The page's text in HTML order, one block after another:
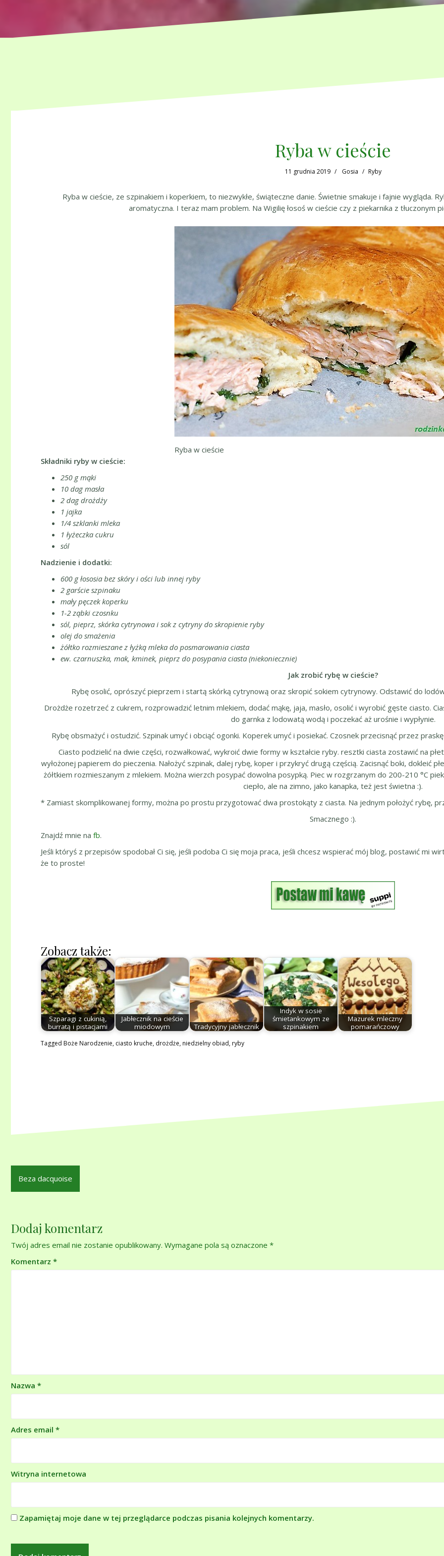
Ryba w cieście
11 grudnia 2019 Gosia Ryby
Ryba w cieście, ze szpinakiem i koperkiem, to niezwykłe, świąteczne danie. Świetnie smakuje i fajnie wygląda.
aromatyczna. I teraz mam problem. Na Wigilię łosoś w cieście czy z piekarnika z tłuczonym
Ryba w cieście
Składniki ryby w cieście:
250 g mąki
10 dag masła
2 dag drożdży
1 jajka
1/4 szklanki mleka
1 łyżeczka cukru
sól
Nadzienie i dodatki:
600 g łososia bez skóry i ości lub innej ryby
2 garście szpinaku
mały pęczek koperku
1-2 ząbki czosnku
sól, pieprz, skórka cytrynowa i sok z cytryny do skropienie ryby
olej do smażenia
żółtko rozmieszane z łyżką mleka do posmarowania ciasta
ew. czarnuszka, mak, kminek, pieprz do posypania ciasta (niekoniecznie)
Jak zrobić rybę w cieście?
Rybę osolić, oprószyć pieprzem i startą skórką cytrynową oraz skropić sokiem cytrynowy. Odstawić do
Drożdże rozetrzeć z cukrem, rozprowadzić letnim mlekiem, dodać mąkę, jaja, masło, osolić i wyrobić gęste ciasto.
do garnka z lodowatą wodą i poczekać aż urośnie i wypłynie.
Rybę obsmażyć i ostudzić. Szpinak umyć i obciąć ogonki. Koperek umyć i posiekać. Czosnek przecisnąć przez
Ciasto podzielić na dwie części, rozwałkować, wykroić dwie formy w kształcie ryby. resztki ciasta zostawić na
wyłożonej papierem do pieczenia. Nałożyć szpinak, dalej rybę, koper i przykryć drugą częścią. Zacisnąć boki, dokleić
żółtkiem rozmieszanym z mlekiem. Można wierzch posypać dowolna posypką. Piec w rozgrzanym do 200-210 °C
ciepło, ale na zimno, jako kanapka, też jest świetna :).
* Zamiast skomplikowanej formy, można po prostu przygotować dwa prostokąty z ciasta. Na jednym położyć rybę,
Smacznego :).
Znajdź mnie na fb.
Jeśli któryś z przepisów spodobał Ci się, jeśli podoba Ci się moja praca, jeśli chcesz wspierać mój blog, postawić mi
że to proste!
Zobacz także:
Szparagi z cukinią,
burratą i pistacjami
Jabłecznik na cieście
miodowym
Tradycyjny jabłecznik
Indyk w sosie
śmietankowym ze
szpinakiem
Mazurek mleczny
pomarańczowy
Tagged Boże Narodzenie, ciasto kruche, drożdże,niedzielny obiad,ryby
Nawigacja
wpisu
Beza dacquoise
Dodaj komentarz
Twój adres email nie zostanie opublikowany. Wymagane pola są oznaczone *
Komentarz *
Nazwa *
Adres email *
Witryna internetowa
Zapamiętaj moje dane w tej przeglądarce podczas pisania kolejnych komentarzy.